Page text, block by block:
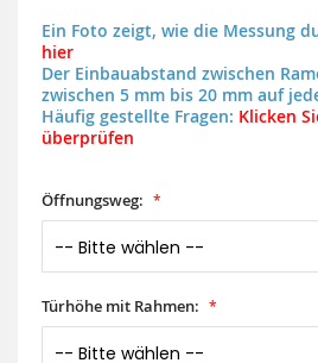
Ein Foto zeigt, wie die Messung
hier
Der Einbauabstand zwischen
zwischen 5 mm bis 20 mm auf
Häufig gestellte Fragen: Klicken
überprüfen
Öffnungsweg:
Türhöhe mit Rahmen: